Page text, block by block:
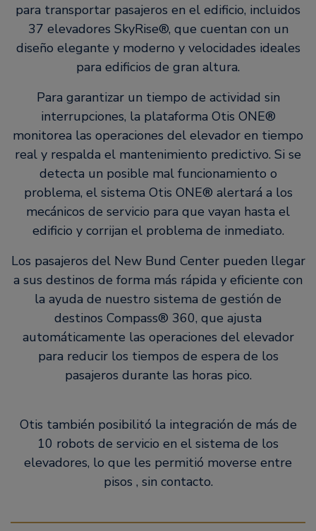
para transportar pasajeros en el edificio, incluidos
37 elevadores SkyRise®, que cuentan con un
diseño elegante y moderno y velocidades ideales
para edificios de gran altura.
Para garantizar un tiempo de actividad sin
interrupciones, la plataforma Otis ONE®
monitorea las operaciones del elevador en tiempo
real y respalda el mantenimiento predictivo. Si se
detecta un posible mal funcionamiento o
problema, el sistema Otis ONE® alertará a los
mecánicos de servicio para que vayan hasta el
edificio y corrijan el problema de inmediato.
Los pasajeros del New Bund Center pueden llegar
a sus destinos de forma más rápida y eficiente con
la ayuda de nuestro sistema de gestión de
destinos Compass® 360, que ajusta
automáticamente las operaciones del elevador
para reducir los tiempos de espera de los
pasajeros durante las horas pico.
Otis también posibilitó la integración de más de
10 robots de servicio en el sistema de los
elevadores, lo que les permitió moverse entre
pisos , sin contacto.